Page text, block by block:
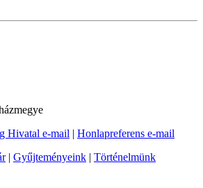
Hivatal e-mail | Honlapreferens e-mail
| Gyűjteményeink | Történelmünk